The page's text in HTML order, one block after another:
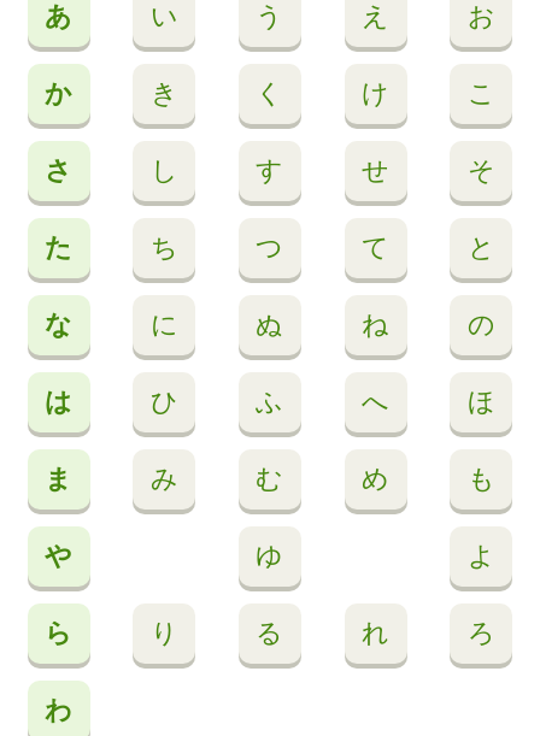
あ い う え お
か き く け こ
さ し す せ そ
た ち つ て と
な に ぬ ね の
は ひ ふ へ ほ
ま み む め も
や ゆ よ
ら り る れ ろ
わ